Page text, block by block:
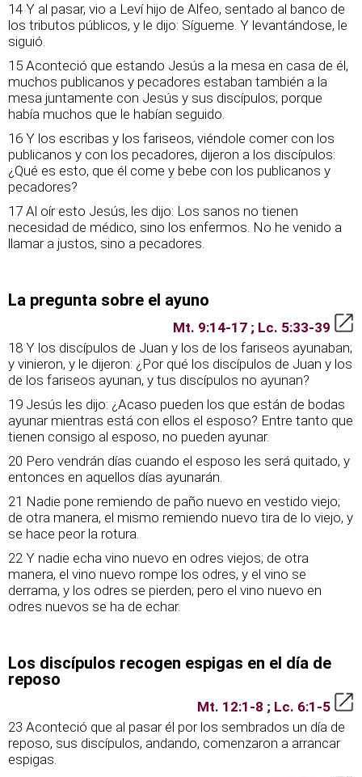
14 Y al pasar, vio a Leví hijo de Alfeo, sentado al banco de
los tributos públicos, y le dijo: Sígueme. Y levantándose, le
siguió.
15 Aconteció que estando Jesús a la mesa en casa de él,
muchos publicanos y pecadores estaban también a la
mesa juntamente con Jesús y sus discípulos; porque
había muchos que le habían seguido.
16 Y los escribas y los fariseos, viéndole comer con los
publicanos y con los pecadores, dijeron a los discípulos:
¿Qué es esto, que él come y bebe con los publicanos y
pecadores?
17 Al oír esto Jesús, les dijo: Los sanos no tienen
necesidad de médico, sino los enfermos. No he venido a
llamar a justos, sino a pecadores.
La pregunta sobre el ayuno
Mt. 9:14-17 ; Lc. 5:33-39
18 Y los discípulos de Juan y los de los fariseos ayunaban;
y vinieron, y le dijeron: ¿Por qué los discípulos de Juan y los
de los fariseos ayunan, y tus discípulos no ayunan?
19 Jesús les dijo: ¿Acaso pueden los que están de bodas
ayunar mientras está con ellos el esposo? Entre tanto que
tienen consigo al esposo, no pueden ayunar.
20 Pero vendrán días cuando el esposo les será quitado, y
entonces en aquellos días ayunarán.
21 Nadie pone remiendo de paño nuevo en vestido viejo;
de otra manera, el mismo remiendo nuevo tira de lo viejo, y
se hace peor la rotura.
22 Y nadie echa vino nuevo en odres viejos; de otra
manera, el vino nuevo rompe los odres, y el vino se
derrama, y los odres se pierden; pero el vino nuevo en
odres nuevos se ha de echar.
Los discípulos recogen espigas en el día de
reposo
Mt. 12:1-8 ; Lc. 6:1-5
23 Aconteció que al pasar él por los sembrados un día de
reposo, sus discípulos, andando, comenzaron a arrancar
espigas.